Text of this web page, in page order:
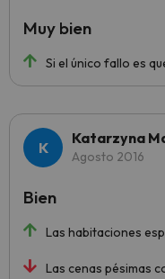
Si el único fallo es
Muy bien
Katarzyna
Agosto 2016
Las habitaciones
Las cenas pésimas
Bien